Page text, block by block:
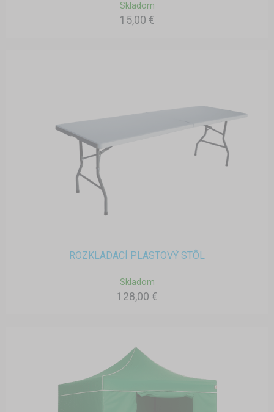
Skladom
15,00 €
ROZKLADACÍ PLASTOVÝ STÔL
Skladom
128,00 €